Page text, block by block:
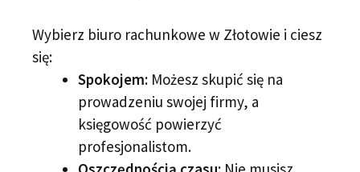
Wybierz biuro rachunkowe w Złotowie i ciesz
się:
Spokojem: Możesz skupić się na
prowadzeniu swojej firmy, a
księgowość powierzyć
profesjonalistom.